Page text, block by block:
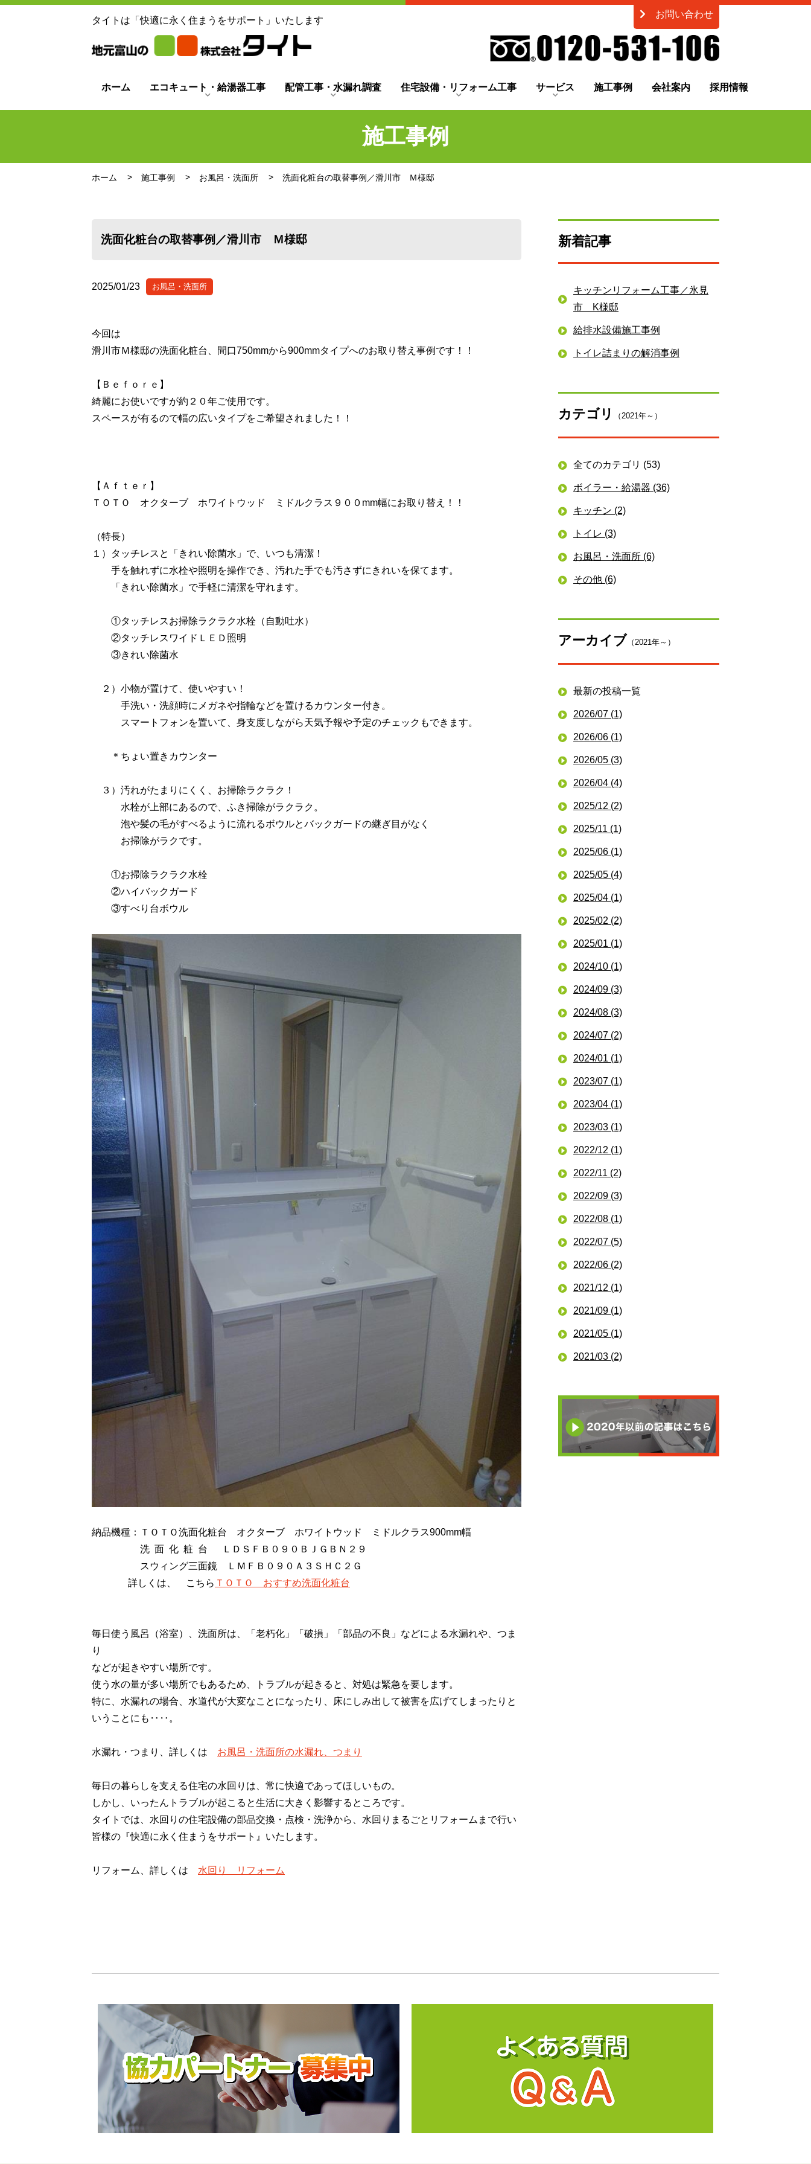
タイトは「快適に永く住まうをサポート」いたします
お問い合わせ
ホーム エコキュート・給湯器工事 配管工事・水漏れ調査 住宅設備・リフォーム工事 サービス 施工事例 会社案内 採用情報
施工事例
ホーム 施工事例 お風呂・洗面所 洗面化粧台の取替事例／滑川市 Ｍ様邸
洗面化粧台の取替事例／滑川市 Ｍ様邸
2025/01/23 お風呂・洗面所
今回は
滑川市Ｍ様邸の洗面化粧台、間口750mmから900mmタイプへのお取り替え事例です！！
【Ｂｅｆｏｒｅ】
綺麗にお使いですが約２０年ご使用です。
スペースが有るので幅の広いタイプをご希望されました！！
【Ａｆｔｅｒ】
ＴＯＴＯ オクターブ ホワイトウッド ミドルクラス９００mm幅にお取り替え！！
（特長）
１）タッチレスと「きれい除菌水」で、いつも清潔！
手を触れずに水栓や照明を操作でき、汚れた手でも汚さずにきれいを保てます。
「きれい除菌水」で手軽に清潔を守れます。
①タッチレスお掃除ラクラク水栓（自動吐水）
②タッチレスワイドＬＥＤ照明
③きれい除菌水
２）小物が置けて、使いやすい！
手洗い・洗顔時にメガネや指輪などを置けるカウンター付き。
スマートフォンを置いて、身支度しながら天気予報や予定のチェックもできます。
＊ちょい置きカウンター
３）汚れがたまりにくく、お掃除ラクラク！
水栓が上部にあるので、ふき掃除がラクラク。
泡や髪の毛がすべるように流れるボウルとバックガードの継ぎ目がなく
お掃除がラクです。
①お掃除ラクラク水栓
②ハイバックガード
③すべり台ボウル
納品機種：ＴＯＴＯ洗面化粧台 オクターブ ホワイトウッド ミドルクラス900mm幅
洗 面 化 粧 台 ＬＤＳＦＢ０９０ＢＪＧＢＮ２９
スウィング三面鏡 ＬＭＦＢ０９０Ａ３ＳＨＣ２Ｇ
詳しくは、 こちら ＴＯＴＯ おすすめ洗面化粧台
毎日使う風呂（浴室）、洗面所は、「老朽化」「破損」「部品の不良」などによる水漏れや、つま
り
などが起きやすい場所です。
使う水の量が多い場所でもあるため、トラブルが起きると、対処は緊急を要します。
特に、水漏れの場合、水道代が大変なことになったり、床にしみ出して被害を広げてしまったりと
いうことにも‥‥。
水漏れ・つまり、詳しくは お風呂・洗面所の水漏れ、つまり
毎日の暮らしを支える住宅の水回りは、常に快適であってほしいもの。
しかし、いったんトラブルが起こると生活に大きく影響するところです。
タイトでは、水回りの住宅設備の部品交換・点検・洗浄から、水回りまるごとリフォームまで行い
皆様の『快適に永く住まうをサポート』いたします。
リフォーム、詳しくは 水回り リフォーム
新着記事
キッチンリフォーム工事／氷見
市 K様邸
給排水設備施工事例
トイレ詰まりの解消事例
カテゴリ （2021年～）
全てのカテゴリ (53)
ボイラー・給湯器 (36)
キッチン (2)
トイレ (3)
お風呂・洗面所 (6)
その他 (6)
アーカイブ （2021年～）
最新の投稿一覧
2026/07 (1)
2026/06 (1)
2026/05 (3)
2026/04 (4)
2025/12 (2)
2025/11 (1)
2025/06 (1)
2025/05 (4)
2025/04 (1)
2025/02 (2)
2025/01 (1)
2024/10 (1)
2024/09 (3)
2024/08 (3)
2024/07 (2)
2024/01 (1)
2023/07 (1)
2023/04 (1)
2023/03 (1)
2022/12 (1)
2022/11 (2)
2022/09 (3)
2022/08 (1)
2022/07 (5)
2022/06 (2)
2021/12 (1)
2021/09 (1)
2021/05 (1)
2021/03 (2)